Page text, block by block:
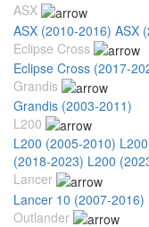
ASX
ASX (2010-2016) ASX
Eclipse Cross
Eclipse Cross (2017-
Grandis
Grandis (2003-2011)
L200
L200 (2005-2010)
(2018-2023) L200
Lancer
Lancer 10 (2007-2016)
Outlander